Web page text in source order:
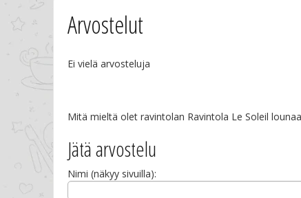
Arvostelut
Ei vielä arvosteluja
Mitä mieltä olet ravintolan Ravintola Le Soleil
Jätä arvostelu
Nimi (näkyy sivuilla):